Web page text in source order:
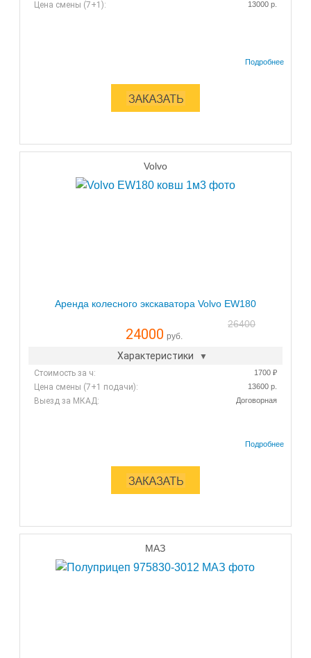
Цена смены (7+1): 13000 р.
Volvo
Аренда колесного экскаватора Volvo EW180
26400
24000 руб.
Характеристики
Стоимость за ч: 1700 ₽
Цена смены (7+1 подачи): 13600 р.
Выезд за МКАД: Договорная
МАЗ